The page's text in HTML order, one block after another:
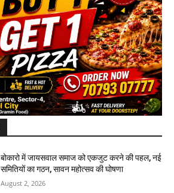
बोकारो में जायसवाल समाज को एकजुट करने की पहल, नई
समितियों का गठन, सावन महोत्सव की घोषणा
August 2, 2026